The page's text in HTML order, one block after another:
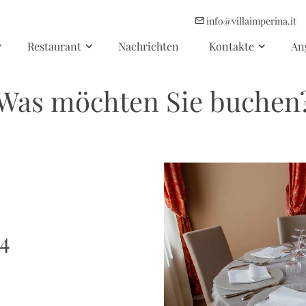
info@villaimperina.it
Restaurant Nachrichten Kontakte
möchten Sie